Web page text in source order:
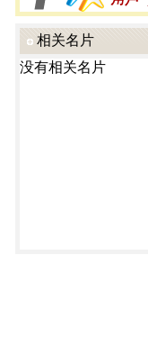
相关名片
没有相关名片